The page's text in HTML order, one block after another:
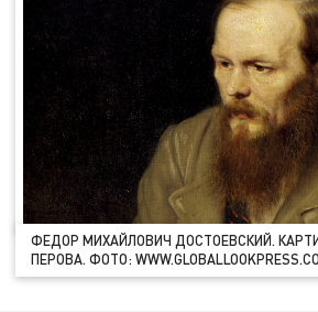
ФЕДОР МИХАЙЛОВИЧ ДОСТОЕВСКИЙ.
ПЕРОВА. ФОТО: